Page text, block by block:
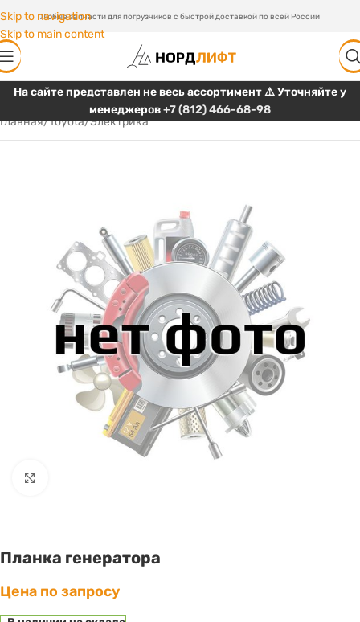
Skip to navigation
Skip to main content
Любые запчасти для погрузчиков с быстрой доставкой по всей России
На сайте представлен не весь ассортимент ⚠️ Уточняйте у
менеджеров+7 (812) 466-68-98
Главная/Toyota/Электрика
Планка генератора
Цена по запросу